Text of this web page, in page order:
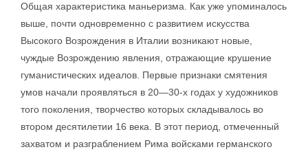
Общая характеристика маньеризма. Как уже упоминалось
выше, почти одновременно с развитием искусства
Высокого Возрождения в Италии возникают новые,
чуждые Возрождению явления, отражающие крушение
гуманистических идеалов. Первые признаки смятения
умов начали проявляться в 20—30-х годах у художников
того поколения, творчество которых складывалось во
втором десятилетии 16 века. В этот период, отмеченный
захватом и разграблением Рима войсками германского